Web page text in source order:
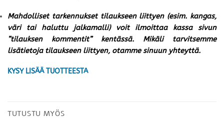
Mahdolliset tarkennukset tilaukseen liittyen (esim. kangas,
väri tai haluttu jalkamalli) voit ilmoittaa kassa sivun
”tilauksen kommentit” kentässä. Mikäli tarvitsemme
lisätietoja tilaukseen liittyen, otamme sinuun yhteyttä.
KYSY LISÄÄ TUOTTEESTA
TUTUSTU MYÖS